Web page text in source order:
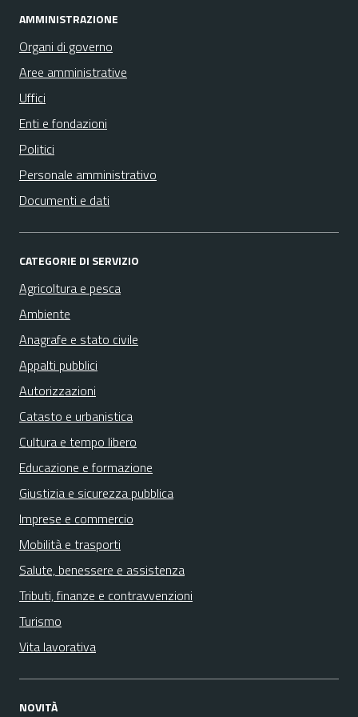
AMMINISTRAZIONE
Organi di governo
Aree amministrative
Uffici
Enti e fondazioni
Politici
Personale amministrativo
Documenti e dati
CATEGORIE DI SERVIZIO
Agricoltura e pesca
Ambiente
Anagrafe e stato civile
Appalti pubblici
Autorizzazioni
Catasto e urbanistica
Cultura e tempo libero
Educazione e formazione
Giustizia e sicurezza pubblica
Imprese e commercio
Mobilità e trasporti
Salute, benessere e assistenza
Tributi, finanze e contravvenzioni
Turismo
Vita lavorativa
NOVITÀ